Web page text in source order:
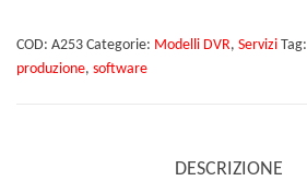
connessi
COD: A253 Categorie: Modelli DVR, Servizi Tag:
produzione, software
DESCRIZIONE